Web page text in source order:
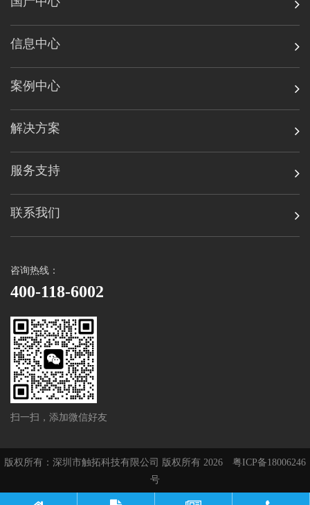
信息中心
案例中心
解决方案
服务支持
联系我们
咨询热线：
400-118-6002
扫一扫，添加微信好友
版权所有：深圳市触拓科技有限公司 版权所有 2026 粤ICP备18006246
号